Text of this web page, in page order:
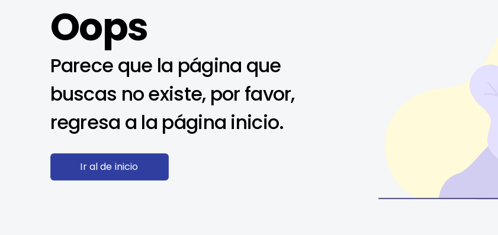
Oops
Parece que la página que
buscas no existe, por favor,
regresa a la página inicio.
Ir al de inicio